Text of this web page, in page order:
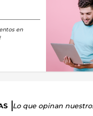
en
Lo que opinan